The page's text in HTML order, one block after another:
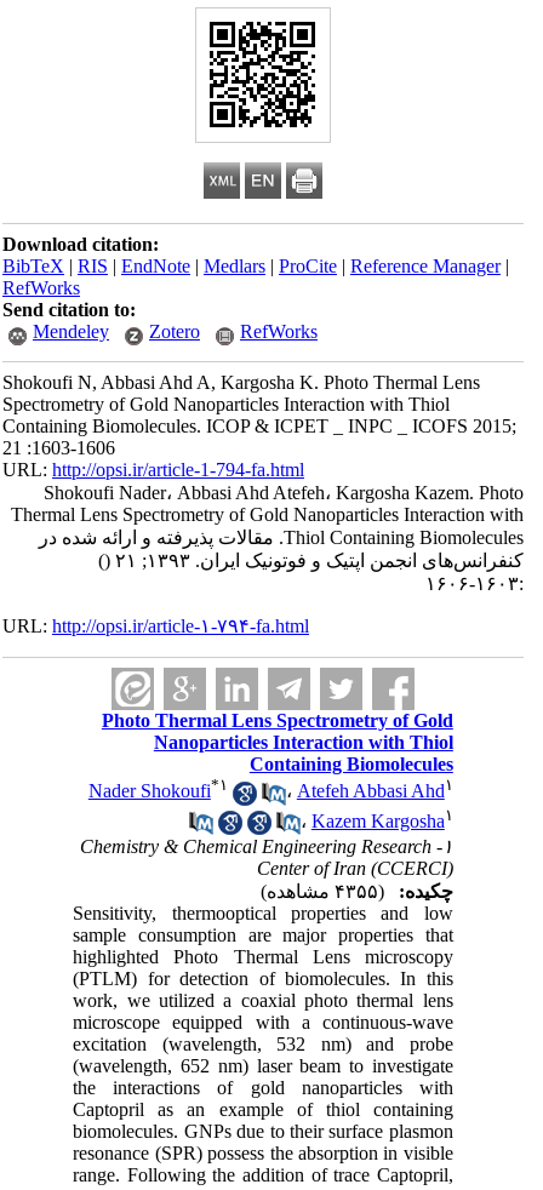
Download citation:
BibTeX|RIS|EndNote|Medlars|ProCite|Reference Manager
RefWorks
Send citation to:
Mendeley
Zotero RefWorks
Shokoufi N, Abbasi Ahd A, Kargosha K. Photo Thermal Lens
Spectrometry of Gold Nanoparticles Interaction with Thiol
Containing Biomolecules. ICOP & ICPET _ INPC _ ICOFS 2015;
21 :1603-1606
URL:http://opsi.ir/article-1-794-fa.html
Shokoufi Nader، Abbasi Ahd Atefeh، Kargosha Kazem. Photo
Thermal Lens Spectrometry of Gold Nanoparticles Interaction with
Thiol Containing Biomolecules. مقالات پذیرفته و ارائه شده در
کنفرانس‌های انجمن اپتیک و فوتونیک ایران. ۱۳۹۳; ۲۱
()
URL:http://opsi.ir/article-۱-۷۹۴-fa.html
Photo Thermal Lens Spectrometry of Gold
Nanoparticles Interaction with Thiol
Containing Biomolecules
Nader Shokoufi*۱ ،Atefeh Abbasi Ahd
،Kazem Kargosha
۱- Chemistry & Chemical Engineering Research
Center of Iran (CCERCI)
چکیده:
Sensitivity, thermooptical properties and low
sample consumption are major properties that
highlighted Photo Thermal Lens microscopy
(PTLM) for detection of biomolecules. In this
work, we utilized a coaxial photo thermal lens
microscope equipped with a continuous-wave
excitation (wavelength, 532 nm) and probe
(wavelength, 652 nm) laser beam to investigate
the interactions of gold nanoparticles with
Captopril as an example of thiol containing
biomolecules. GNPs due to their surface plasmon
resonance (SPR) possess the absorption in visible
range. Following the addition of trace Captopril,